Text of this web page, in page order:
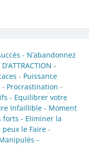
- N’abandonnez
-
- Puissance
- Procrastination -
- Equilibrer votre
Infaillible - Moment
forts - Eliminer la
peux le Faire -
-